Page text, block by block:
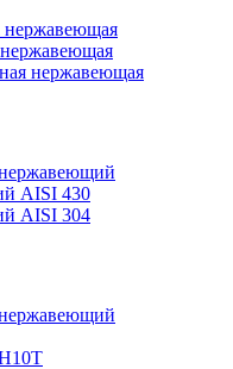
нержавеющая
нержавеющая
нержавеющая
AISI 430
AISI 304